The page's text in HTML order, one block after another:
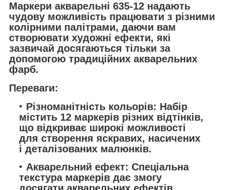
Маркери акварельні 635-12 надають
чудову можливість працювати з різними
колірними палітрами, даючи вам
створювати художні ефекти, які
зазвичай досягаються тільки за
допомогою традиційних акварельних
фарб.
Переваги:
Різноманітність кольорів: Набір
містить 12 маркерів різних відтінків,
що відкриває широкі можливості
для створення яскравих, насичених
і деталізованих малюнків.
Акварельний ефект: Спеціальна
текстура маркерів дає змогу